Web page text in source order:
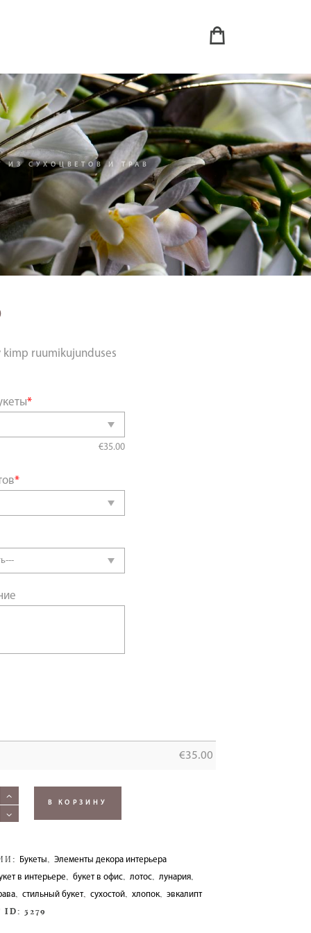
ИЗ СУХОЦВЕТОВ И ТРАВ
kimp ruumikujunduses
*
€35.00
*
€35.00
В КОРЗИНУ
Букеты ,Элементы декора интерьера
в интерьере ,букет в офис ,лотос ,лунария
,стильный букет,сухостой ,хлопок ,эвкалипт
ID:5279